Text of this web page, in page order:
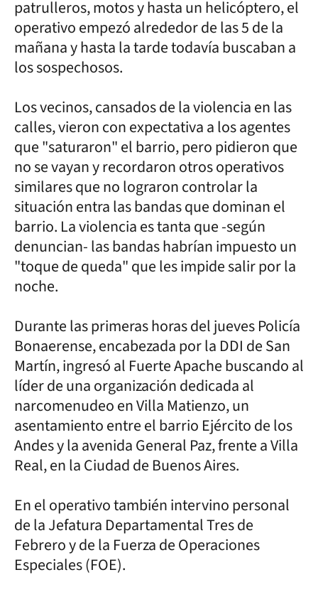
patrulleros, motos y hasta un helicóptero, el
operativo empezó alrededor de las 5 de la
mañana y hasta la tarde todavía buscaban a
los sospechosos.
Los vecinos, cansados de la violencia en las
calles, vieron con expectativa a los agentes
que "saturaron" el barrio, pero pidieron que
no se vayan y recordaron otros operativos
similares que no lograron controlar la
situación entra las bandas que dominan el
barrio. La violencia es tanta que -según
denuncian- las bandas habrían impuesto un
"toque de queda" que les impide salir por la
noche.
Durante las primeras horas del jueves Policía
Bonaerense, encabezada por la DDI de San
Martín, ingresó al Fuerte Apache buscando al
líder de una organización dedicada al
narcomenudeo en Villa Matienzo, un
asentamiento entre el barrio Ejército de los
Andes y la avenida General Paz, frente a Villa
Real, en la Ciudad de Buenos Aires.
En el operativo también intervino personal
de la Jefatura Departamental Tres de
Febrero y de la Fuerza de Operaciones
Especiales (FOE).